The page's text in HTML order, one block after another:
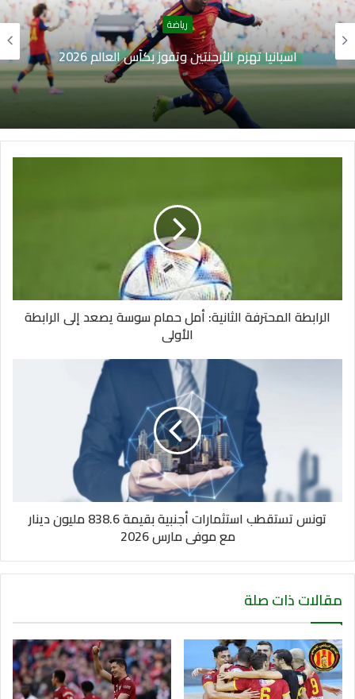
رياضة
اسبانيا تهزم الأرجنتين وتفوز بكأس العالم 2026
الرابطة المحترفة الثانية: أمل حمام سوسة يصعد إلى الرابطة
الأولى
تونس تستقطب استثمارات أجنبية بقيمة 838.6 مليون دينار
مع موفى مارس 2026
مقالات ذات صلة